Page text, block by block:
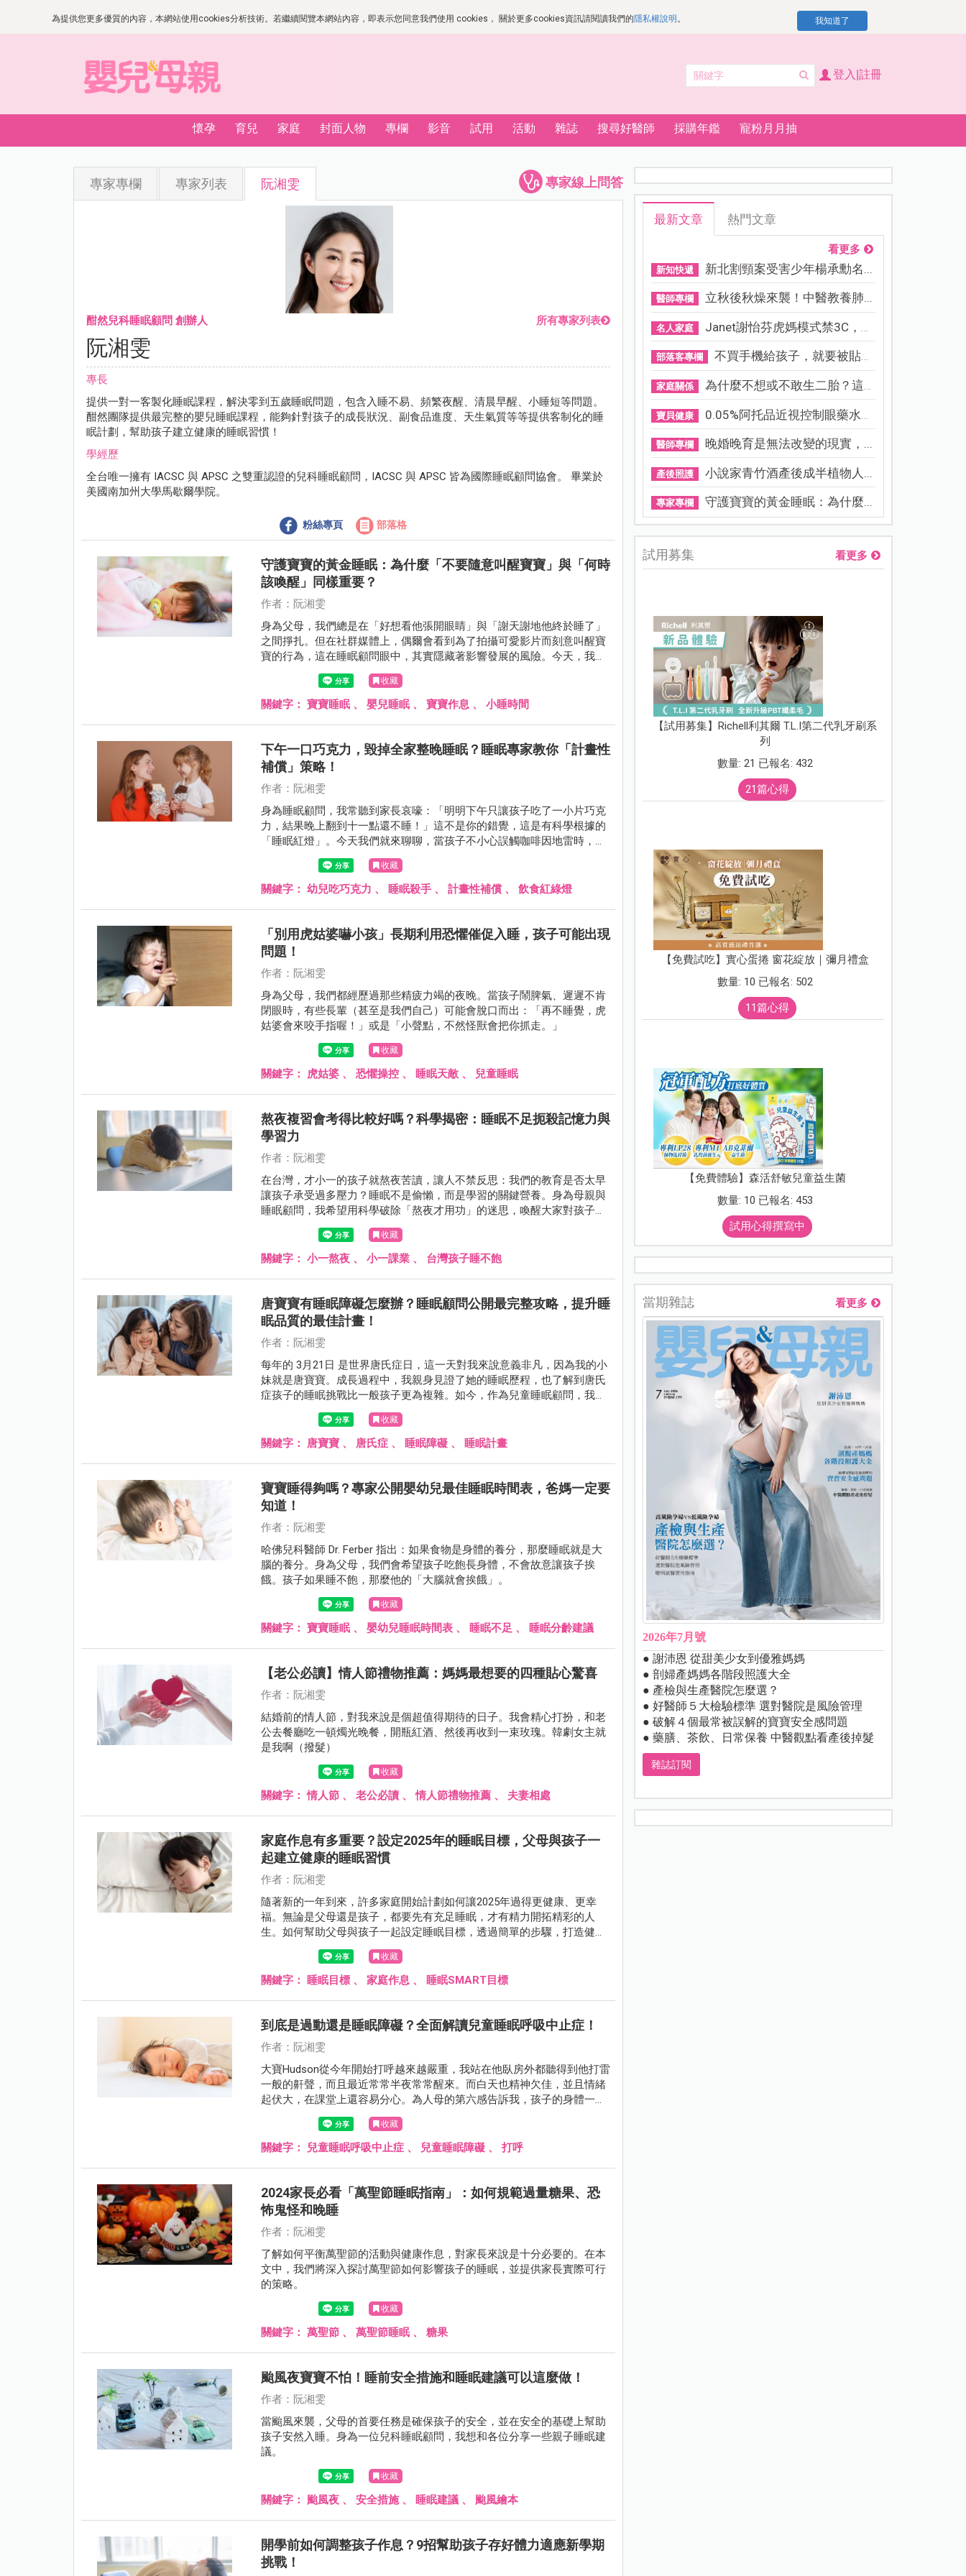
為提供您更多優質的內容，本網站使用cookies分析技術。若繼續閱覽本網站內容，即表示您同意我們使用 cookies， 關於更多cookies資訊請閱讀我們的隱私權說明 。 我知道了
登入|註冊
懷孕 育兒 家庭 封面人物 專欄 影音 試用 活動 雜誌 搜尋好醫師 採購年鑑 寵粉月月抽
專家線上問答
專家專欄 專家列表 阮湘雯
酣然兒科睡眠顧問 創辦人 所有專家列表
阮湘雯
專長
提供一對一客製化睡眠課程，解決零到五歲睡眠問題，包含入睡不易、頻繁夜醒、清晨早醒、小睡短等問題。
酣然團隊提供最完整的嬰兒睡眠課程，能夠針對孩子的成長狀況、副食品進度、天生氣質等等提供客制化的睡
眠計劃，幫助孩子建立健康的睡眠習慣！
學經歷
全台唯一擁有 IACSC 與 APSC 之雙重認證的兒科睡眠顧問，IACSC 與 APSC 皆為國際睡眠顧問協會。 畢業於
美國南加州大學馬歇爾學院。
粉絲專頁 部落格
守護寶寶的黃金睡眠：為什麼「不要隨意叫醒寶寶」與「何時
該喚醒」同樣重要？
作者：阮湘雯
身為父母，我們總是在「好想看他張開眼睛」與「謝天謝地他終於睡了」
之間掙扎。但在社群媒體上，偶爾會看到為了拍攝可愛影片而刻意叫醒寶
寶的行為，這在睡眠顧問眼中，其實隱藏著影響發展的風險。今天，我想
與大家分享關於「喚醒寶寶」的科學與藝術。
收藏
關鍵字： 寶寶睡眠、 嬰兒睡眠、 寶寶作息 、 小睡時間
下午一口巧克力，毀掉全家整晚睡眠？睡眠專家教你「計畫性
補償」策略！
作者：阮湘雯
身為睡眠顧問，我常聽到家長哀嚎：「明明下午只讓孩子吃了一小片巧克
力，結果晚上翻到十一點還不睡！」這不是你的錯覺，這是有科學根據的
「睡眠紅燈」。今天我們就來聊聊，當孩子不小心誤觸咖啡因地雷時，我
們該如何優雅救援。
收藏
關鍵字： 幼兒吃巧克力 、 睡眠殺手 、 計畫性補償 、 飲食紅綠燈
「別用虎姑婆嚇小孩」長期利用恐懼催促入睡，孩子可能出現
問題！
作者：阮湘雯
身為父母，我們都經歷過那些精疲力竭的夜晚。當孩子鬧脾氣、遲遲不肯
閉眼時，有些長輩（甚至是我們自己）可能會脫口而出：「再不睡覺，虎
姑婆會來咬手指喔！」或是「小聲點，不然怪獸會把你抓走。」
收藏
關鍵字： 虎姑婆 、 恐懼操控 、 睡眠天敵 、 兒童睡眠
熬夜複習會考得比較好嗎？科學揭密：睡眠不足扼殺記憶力與
學習力
作者：阮湘雯
在台灣，才小一的孩子就熬夜苦讀，讓人不禁反思：我們的教育是否太早
讓孩子承受過多壓力？睡眠不是偷懶，而是學習的關鍵營養。身為母親與
睡眠顧問，我希望用科學破除「熬夜才用功」的迷思，喚醒大家對孩子睡
眠與記憶力之間關係的重視。
收藏
關鍵字： 小一熬夜 、 小一課業 、 台灣孩子睡不飽
唐寶寶有睡眠障礙怎麼辦？睡眠顧問公開最完整攻略，提升睡
眠品質的最佳計畫！
作者：阮湘雯
每年的 3月21日 是世界唐氏症日，這一天對我來說意義非凡，因為我的小
妹就是唐寶寶。成長過程中，我親身見證了她的睡眠歷程，也了解到唐氏
症孩子的睡眠挑戰比一般孩子更為複雜。如今，作為兒童睡眠顧問，我希
望透過妹妹的故事，幫助更多家長理解唐氏症孩子的睡眠問題以及睡眠策
收藏
關鍵字： 唐寶寶 、 唐氏症 、 睡眠障礙 、 睡眠計畫
寶寶睡得夠嗎？專家公開嬰幼兒最佳睡眠時間表，爸媽一定要
知道！
作者：阮湘雯
哈佛兒科醫師 Dr. Ferber 指出：如果食物是身體的養分，那麼睡眠就是大
腦的養分。身為父母，我們會希望孩子吃飽長身體，不會故意讓孩子挨
餓。孩子如果睡不飽，那麼他的「大腦就會挨餓」。
收藏
關鍵字： 寶寶睡眠、 嬰幼兒睡眠時間表 、 睡眠不足 、 睡眠分齡建議
【老公必讀】情人節禮物推薦：媽媽最想要的四種貼心驚喜
作者：阮湘雯
結婚前的情人節，對我來說是個超值得期待的日子。我會精心打扮，和老
公去餐廳吃一頓燭光晚餐，開瓶紅酒、然後再收到一束玫瑰。韓劇女主就
是我啊（撥髮）
收藏
關鍵字：情人節 、 老公必讀 、情人節禮物推薦 、 夫妻相處
家庭作息有多重要？設定2025年的睡眠目標，父母與孩子一
起建立健康的睡眠習慣
作者：阮湘雯
隨著新的一年到來，許多家庭開始計劃如何讓2025年過得更健康、更幸
福。無論是父母還是孩子，都要先有充足睡眠，才有精力開拓精彩的人
生。如何幫助父母與孩子一起設定睡眠目標，透過簡單的步驟，打造健康
的睡眠習慣，讓全家享受高品質的休息與幸福生活。
收藏
關鍵字： 睡眠目標 、 家庭作息 、 睡眠SMART目標
到底是過動還是睡眠障礙？全面解讀兒童睡眠呼吸中止症！
作者：阮湘雯
大寶Hudson從今年開始打呼越來越嚴重，我站在他臥房外都聽得到他打雷
一般的鼾聲，而且最近常常半夜常常醒來。而白天也精神欠佳，並且情緒
起伏大，在課堂上還容易分心。為人母的第六感告訴我，孩子的身體一定
收藏
關鍵字： 兒童睡眠呼吸中止症 、 兒童睡眠障礙 、 打呼
2024家長必看「萬聖節睡眠指南」：如何規範過量糖果、恐
怖鬼怪和晚睡
作者：阮湘雯
了解如何平衡萬聖節的活動與健康作息，對家長來說是十分必要的。在本
文中，我們將深入探討萬聖節如何影響孩子的睡眠，並提供家長實際可行
的策略。
收藏
關鍵字： 萬聖節 、 萬聖節睡眠、 糖果
颱風夜寶寶不怕！睡前安全措施和睡眠建議可以這麼做！
作者：阮湘雯
當颱風來襲，父母的首要任務是確保孩子的安全，並在安全的基礎上幫助
孩子安然入睡。身為一位兒科睡眠顧問，我想和各位分享一些親子睡眠建
議。
收藏
關鍵字： 颱風夜 、 安全措施、 睡眠建議 、 颱風繪本
開學前如何調整孩子作息？9招幫助孩子存好體力適應新學期
挑戰！
最新文章 熱門文章
看更多
新知快遞 新北割頸案受害少年楊承勳名...
醫師專欄 立秋後秋燥來襲！中醫教養肺...
名人家庭 Janet謝怡芬虎媽模式禁3C，看...
部落客專欄 不買手機給孩子，就要被貼「...
家庭關係 為什麼不想或不敢生二胎？這8...
寶貝健康 0.05%阿托品近視控制眼藥水納...
醫師專欄 晚婚晚育是無法改變的現實，...
產後照護 小說家青竹酒產後成半植物人...
專家專欄 守護寶寶的黃金睡眠：為什麼...
試用募集 看更多
【試用募集】Richell利其爾 T.L.I第二代乳牙刷系
列
數量: 21 已報名: 432
21篇心得
【免費試吃】實心蛋捲 窗花綻放｜彌月禮盒
數量: 10 已報名: 502
11篇心得
【免費體驗】森活舒敏兒童益生菌
數量: 10 已報名: 453
試用心得撰寫中
當期雜誌 看更多
2026年7月號
● 謝沛恩 從甜美少女到優雅媽媽
● 剖婦產媽媽各階段照護大全
● 產檢與生產醫院怎麼選？
● 好醫師５大檢驗標準 選對醫院是風險管理
● 破解４個最常被誤解的寶寶安全感問題
● 藥膳、茶飲、日常保養 中醫觀點看產後掉髮
雜誌訂閱